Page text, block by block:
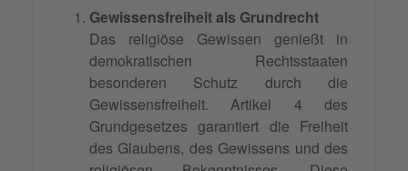
Gewissensfreiheit als Grundrecht
Das religiöse Gewissen genießt in
demokratischen Rechtsstaaten
besonderen Schutz durch die
Gewissensfreiheit. Artikel 4 des
Grundgesetzes garantiert die Freiheit
des Glaubens, des Gewissens und des